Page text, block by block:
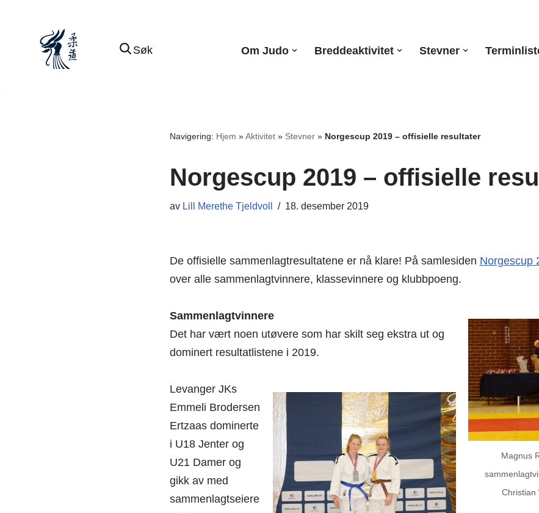
innholdet
Søk Om Judo Breddeaktivitet Stevner
Navigering: Hjem »Aktivitet» Stevner» Norgescup 2019 – offisielle resultater
Norgescup 2019 – offisielle
av Lill Merethe Tjeldvoll 18. desember 2019
De offisielle sammenlagtresultatene er nå klare! På samlesiden Norgescup
over alle sammenlagtvinnere, klassevinnere og klubbpoeng.
Magnus
Christian
Sammenlagtvinnere
Det har vært noen utøvere som har skilt seg ekstra ut og
dominert resultatlistene i 2019.
Levanger JKs
Emmeli Brodersen
Ertzaas dominerte
i U18 Jenter og
U21 Damer og
gikk av med
sammenlagtseiere